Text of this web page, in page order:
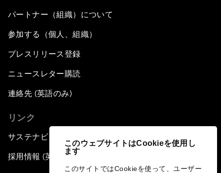
このウェブサイトはCookieを使用し
ます
このサイトではCookieを使って、ユーザー
パートナー（組織）について
参加する（個人、組織）
プレスリリース登録
ニュースレター購読
連絡先 (英語のみ)
リンク
サステナビリティへの取り組み
採用情報 (英語のみ)